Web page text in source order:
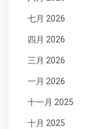
七月 2026
四月 2026
三月 2026
一月 2026
十一月 2025
十月 2025